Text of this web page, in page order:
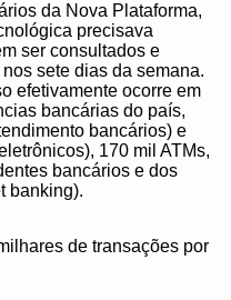
da Nova Plataforma,
precisava
ser consultados e
sete dias da semana.
efetivamente ocorre em
bancárias do país,
bancários) e
170 mil ATMs,
bancários e dos
banking).
de transações por